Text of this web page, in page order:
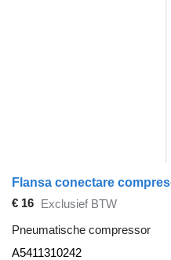
€ 16
Exclusief BTW
Pneumatische compressor
A5411310242